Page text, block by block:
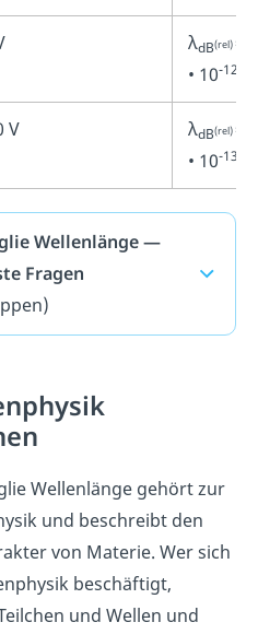
λdB(rel)=
• 10-12
V λdB(rel)=
• 10-13
Wellenlänge —
Fragen
Wellenlänge gehört zur
und beschreibt den
von Materie. Wer sich
beschäftigt,
und Wellen und